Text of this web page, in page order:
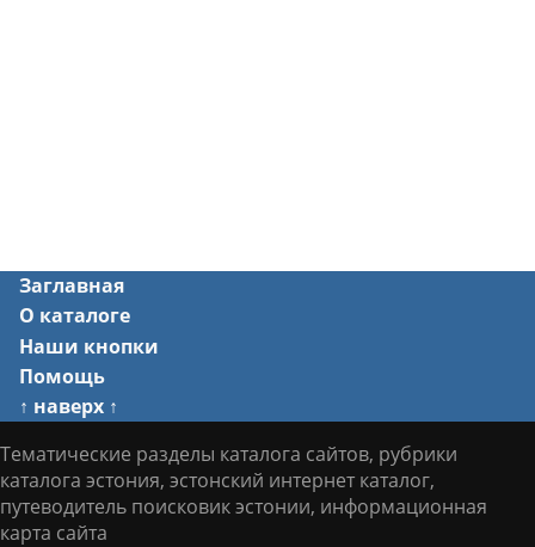
Заглавная
О каталоге
Наши кнопки
Помощь
↑ наверх ↑
Тематические разделы каталога сайтов, рубрики
каталога эстония, эстонский интернет каталог,
путеводитель поисковик эстонии, информационная
карта сайта